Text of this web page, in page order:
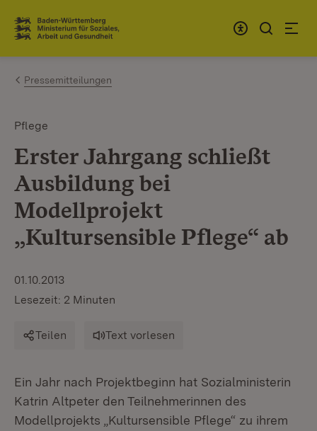
Zum Inhalt springen
Link zur Startseite
Pressemitteilungen
Pflege
Erster Jahrgang schließt
Ausbildung bei
Modellprojekt
„Kultursensible Pflege“ ab
01.10.2013
Lesezeit: 2 Minuten
Teilen Text vorlesen
Ein Jahr nach Projektbeginn hat Sozialministerin
Katrin Altpeter den Teilnehmerinnen des
Modellprojekts „Kultursensible Pflege“ zu ihrem